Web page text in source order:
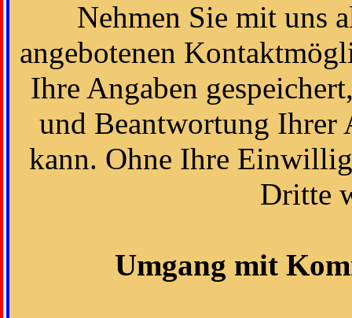
Nehmen Sie mit uns
angebotenen
Ihre Angaben
und Beantwortung Ihrer
kann. Ohne Ihre
Dritte
Umgang mit